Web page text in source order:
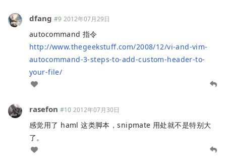
dfang #9 2012年07月29日
autocommand 指令
http://www.thegeekstuff.com/2008/12/vi-and-vim-
autocommand-3-steps-to-add-custom-header-to-
your-file/
rasefon #10 2012年07月30日
感觉用了 haml 这类脚本，snipmate 用处就不是特别大
了。